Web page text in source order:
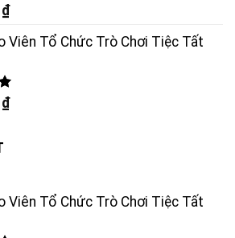
₫
Viên Tổ Chức Trò Chơi Tiệc Tất
₫
Viên Tổ Chức Trò Chơi Tiệc Tất